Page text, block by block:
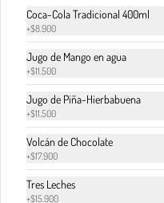
Coca-Cola Tradicional 400ml
+$8.900
Jugo de Mango en agua
+$11.500
Jugo de Piña-Hierbabuena
+$11.500
Volcán de Chocolate
+$17.900
Tres Leches
+$15.900